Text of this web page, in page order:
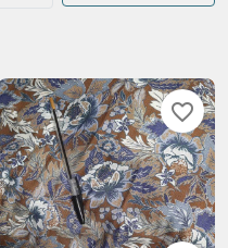
favorite_border